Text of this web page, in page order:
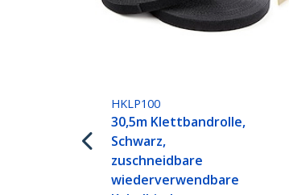
HKLP100
30,5m Klettbandrolle,
Schwarz,
zuschneidbare
wiederverwendbare